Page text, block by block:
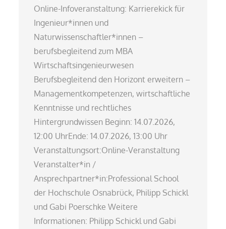
Online-Infoveranstaltung: Karrierekick für
Ingenieur*innen und
Naturwissenschaftler*innen –
berufsbegleitend zum MBA
Wirtschaftsingenieurwesen
Berufsbegleitend den Horizont erweitern –
Managementkompetenzen, wirtschaftliche
Kenntnisse und rechtliches
Hintergrundwissen Beginn: 14.07.2026,
12:00 UhrEnde: 14.07.2026, 13:00 Uhr
Veranstaltungsort:Online-Veranstaltung
Veranstalter*in /
Ansprechpartner*in:Professional School
der Hochschule Osnabrück, Philipp Schickl
und Gabi Poerschke Weitere
Informationen: Philipp Schickl und Gabi